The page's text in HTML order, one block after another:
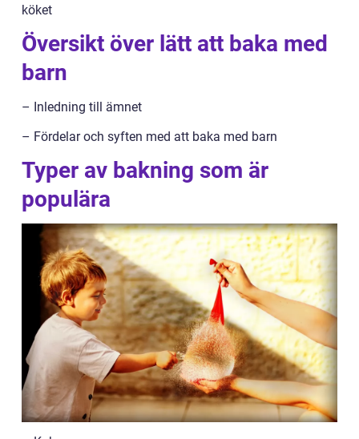
köket
Översikt över lätt att baka med
barn
– Inledning till ämnet
– Fördelar och syften med att baka med barn
Typer av bakning som är
populära